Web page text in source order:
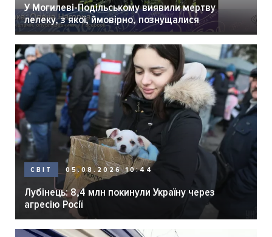
У Могилеві-Подільському виявили мертву
лелеку, з якої, ймовірно, познущалися
СВІТ 05.08.2026 10:44
Лубінець: 8,4 млн покинули Україну через
агресію Росії